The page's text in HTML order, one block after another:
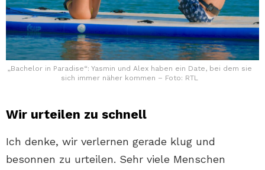
„Bachelor in Paradise“: Yasmin und Alex haben ein Date, bei dem sie
sich immer näher kommen – Foto: RTL
Wir urteilen zu schnell
Ich denke, wir verlernen gerade klug und
besonnen zu urteilen. Sehr viele Menschen